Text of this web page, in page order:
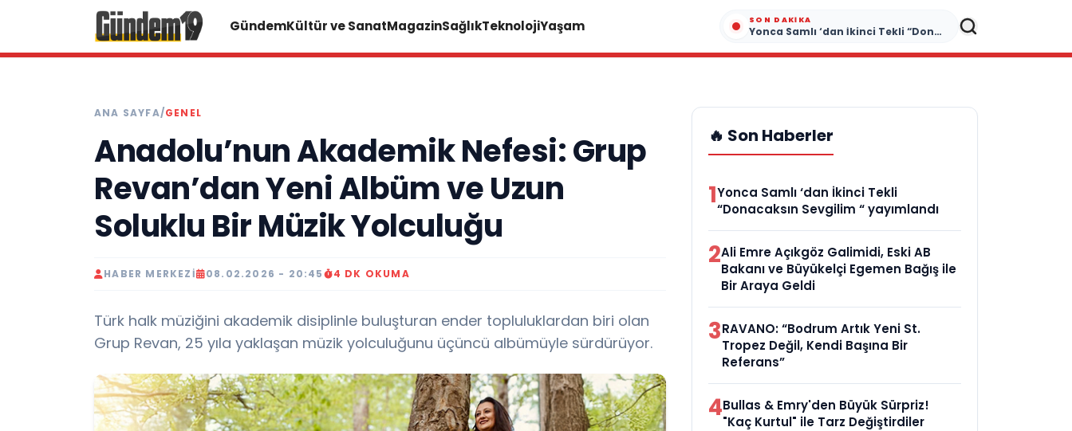
GündemKültür ve SanatMagazinSağlıkTeknolojiYaşam SON DAKIKA
Yonca Samlı ‘dan İkinci Tekli “Donacaksın Sevgilim “ yayımlandı
ANA SAYFA/GENEL
Anadolu’nun Akademik Nefesi: Grup
Revan’dan Yeni Albüm ve Uzun
Soluklu Bir Müzik Yolculuğu
HABER MERKEZI 08.02.2026 - 20:45 4 DK OKUMA
Türk halk müziğini akademik disiplinle buluşturan ender topluluklardan biri olan
Grup Revan, 25 yıla yaklaşan müzik yolculuğunu üçüncü albümüyle sürdürüyor.
🔥 Son Haberler
1Yonca Samlı ‘dan İkinci Tekli
“Donacaksın Sevgilim “ yayımlandı
2Ali Emre Açıkgöz Galimidi, Eski AB
Bakanı ve Büyükelçi Egemen Bağış ile
Bir Araya Geldi
3RAVANO: “Bodrum Artık Yeni St.
Tropez Değil, Kendi Başına Bir
Referans”
4Bullas & Emry'den Büyük Sürpriz!
"Kaç Kurtul" ile Tarz Değiştirdiler